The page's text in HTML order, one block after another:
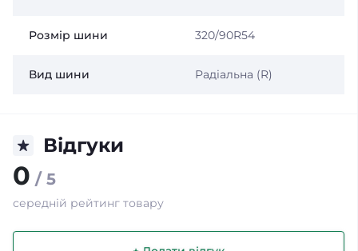
Розмір шини 320/90R54
Вид шини Радіальна (R)
Відгуки
0 / 5
середній рейтинг товару